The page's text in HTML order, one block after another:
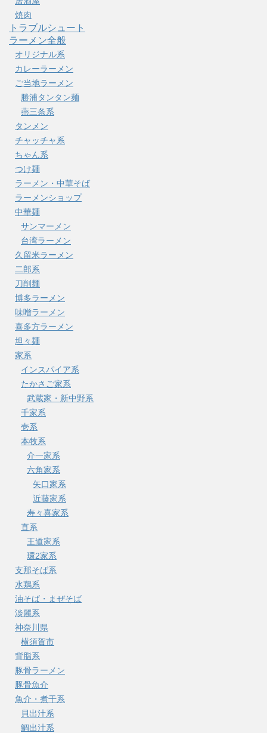
焼肉
トラブルシュート
ラーメン全般
オリジナル系
カレーラーメン
ご当地ラーメン
勝浦タンタン麺
燕三条系
タンメン
チャッチャ系
ちゃん系
つけ麺
ラーメン・中華そば
ラーメンショップ
中華麺
サンマーメン
台湾ラーメン
久留米ラーメン
二郎系
刀削麺
博多ラーメン
味噌ラーメン
喜多方ラーメン
坦々麺
家系
インスパイア系
たかさご家系
武蔵家・新中野系
千家系
壱系
本牧系
介一家系
六角家系
矢口家系
近藤家系
寿々喜家系
直系
王道家系
環2家系
支那そば系
水鶏系
油そば・まぜそば
淡麗系
神奈川県
横須賀市
背脂系
豚骨ラーメン
豚骨魚介
魚介・煮干系
貝出汁系
鯛出汁系